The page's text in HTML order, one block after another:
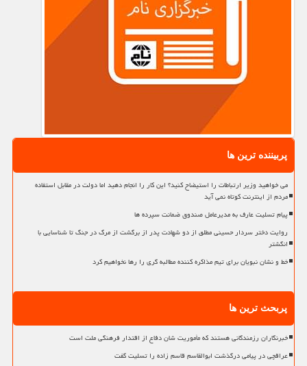
پربیننده ترین ها
می خواهید وزیر ارتباطات را استیضاح کنید؟ این کار را انجام دهید اما دولت در مقابل استفاده
مردم از اینترنت کوتاه نمی آید
پیام تسلیت عارف به مدیرعامل صندوق ضمانت سپرده ها
روایت دختر سردار حسینی مطلق از دو شهادت پدر از برگشت از مرگ در جنگ تا شناسایی با
انگشتر
خط و نشان نبویان برای تیم مذاکره کننده مطالبه گری را رها نخواهیم کرد
پربحث ترین ها
خبرنگاران رزمندگانی هستند که مأموریت شان دفاع از اقتدار فرهنگی ملت است
عراقچی در پیامی درگذشت ابوالقاسم قاسم زاده را تسلیت گفت